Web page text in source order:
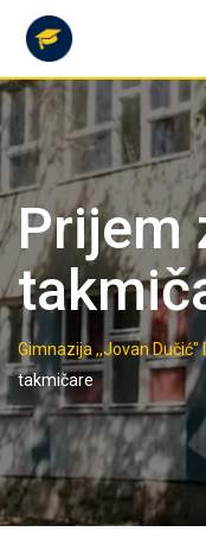
content
Prijem
Gimnazija ,,Jovan Dučić"
takmičare